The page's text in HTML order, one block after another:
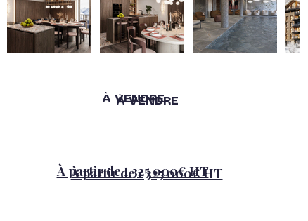
À VENDRE
À partir de 1 325 000€ HT
À VENDRE
À partir de 1 325 000€ HT